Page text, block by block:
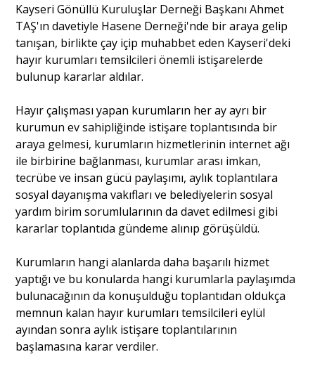
Kayseri Gönüllü Kuruluşlar Derneği Başkanı Ahmet
TAŞ'ın davetiyle Hasene Derneği'nde bir araya gelip
tanışan, birlikte çay içip muhabbet eden Kayseri'deki
hayır kurumları temsilcileri önemli istişarelerde
bulunup kararlar aldılar.
Hayır çalışması yapan kurumların her ay ayrı bir
kurumun ev sahipliğinde istişare toplantısında bir
araya gelmesi, kurumların hizmetlerinin internet ağı
ile birbirine bağlanması, kurumlar arası imkan,
tecrübe ve insan gücü paylaşımı, aylık toplantılara
sosyal dayanışma vakıfları ve belediyelerin sosyal
yardım birim sorumlularının da davet edilmesi gibi
kararlar toplantıda gündeme alınıp görüşüldü.
Kurumların hangi alanlarda daha başarılı hizmet
yaptığı ve bu konularda hangi kurumlarla paylaşımda
bulunacağının da konuşulduğu toplantıdan oldukça
memnun kalan hayır kurumları temsilcileri eylül
ayından sonra aylık istişare toplantılarının
başlamasına karar verdiler.